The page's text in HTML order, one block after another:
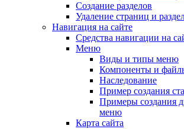
Создание разделов
Удаление страниц и
Навигация на сайте
Средства навигации на
Меню
Виды и типы меню
Компоненты и
Наследование
Пример создания
Примеры создания
меню
Карта сайта